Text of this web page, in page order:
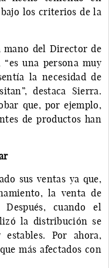
los criterios de la
mano del Director de
una persona muy
la necesidad de
destaca Sierra.
que, por ejemplo,
de productos han
sus ventas ya que,
la venta de
cuando el
la distribución se
Por ahora,
más afectados con